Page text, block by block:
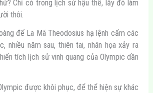
Chỉ có trong lịch sử hậu thế, lấy đó làm
thôi.
đế La Mã Theodosius hạ lệnh cấm các
nhiều năm sau, thiên tai, nhân họa xảy ra
tích lịch sử vinh quang của Olympic dần
được khôi phục, để thể hiện sự khác